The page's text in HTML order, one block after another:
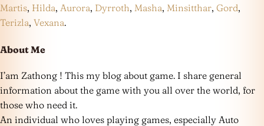
Martis, Hilda, Aurora, Dyrroth, Masha, Minsitthar, Gord,
Terizla, Vexana.
About Me
I’am Zathong ! This my blog about game. I share general
information about the game with you all over the world, for
those who need it.
An individual who loves playing games, especially Auto